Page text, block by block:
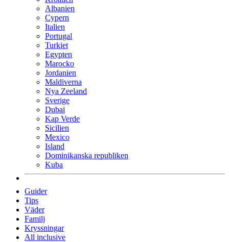
Albanien
Cypern
Italien
Portugal
Turkiet
Egypten
Marocko
Jordanien
Maldiverna
Nya Zeeland
Sverige
Dubai
Kap Verde
Sicilien
Mexico
Island
Dominikanska republiken
Kuba
Guider
Tips
Väder
Familj
Kryssningar
All inclusive